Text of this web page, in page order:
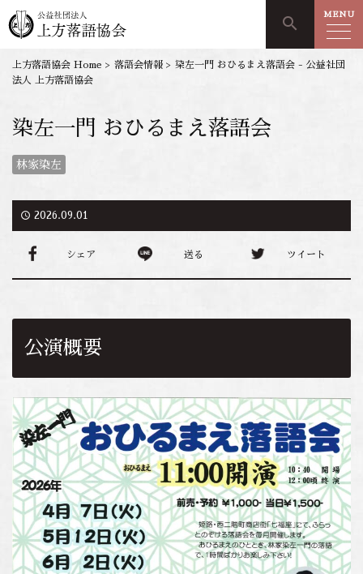
search MENU
上方落語協会 Home > 落語会情報 > 染左一門 おひるまえ落語会 - 公益社団
法人 上方落語協会
染左一門 おひるまえ落語会
林家染左
access_time 2026.09.01
シェア 送る ツイート
公演概要